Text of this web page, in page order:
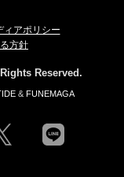
ィアポリシー
方針
Reserved.
& FUNEMAGA
line